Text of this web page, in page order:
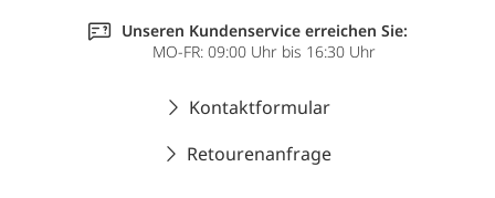
Unseren Kundenservice erreichen Sie:
MO-FR: 09:00 Uhr bis 16:30 Uhr
Kontaktformular
Retourenanfrage